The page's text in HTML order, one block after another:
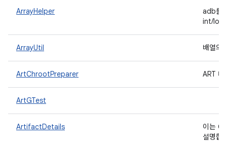
ArrayHelper
adb를
int/
ArrayUtil 배열의
ArtChrootPreparer ART
ArtGTest
ArtifactDetails
이는
설명합